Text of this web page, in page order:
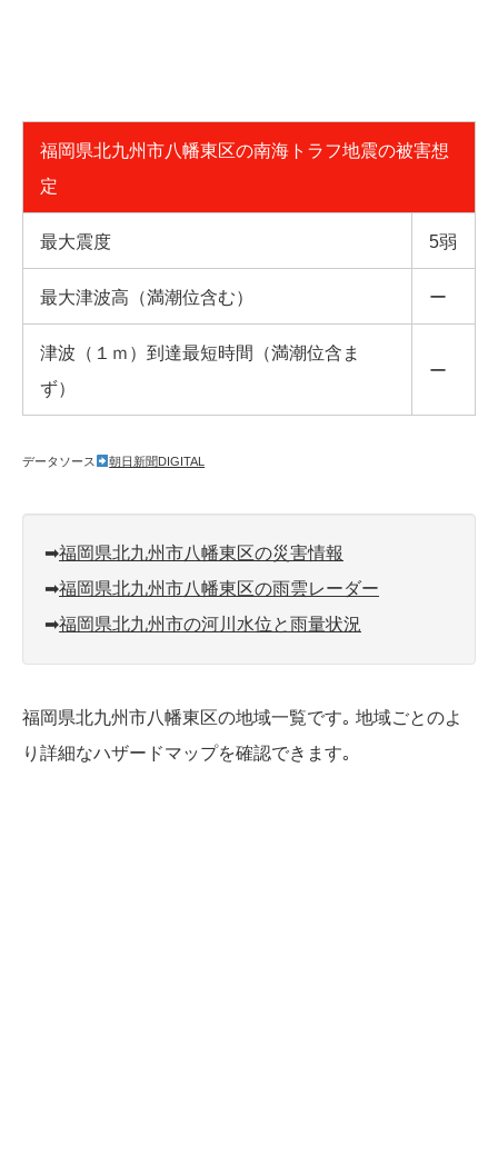
福岡県北九州市八幡東区の南海トラフ地震の被害想
定
最大震度 5弱
最大津波高（満潮位含む） ー
津波（１ｍ）到達最短時間（満潮位含ま
ず）
ー
データソース 朝日新聞DIGITAL
➡︎福岡県北九州市八幡東区の災害情報
➡︎福岡県北九州市八幡東区の雨雲レーダー
➡︎福岡県北九州市の河川水位と雨量状況
福岡県北九州市八幡東区の地域一覧です｡ 地域ごとのよ
り詳細なハザードマップを確認できます｡